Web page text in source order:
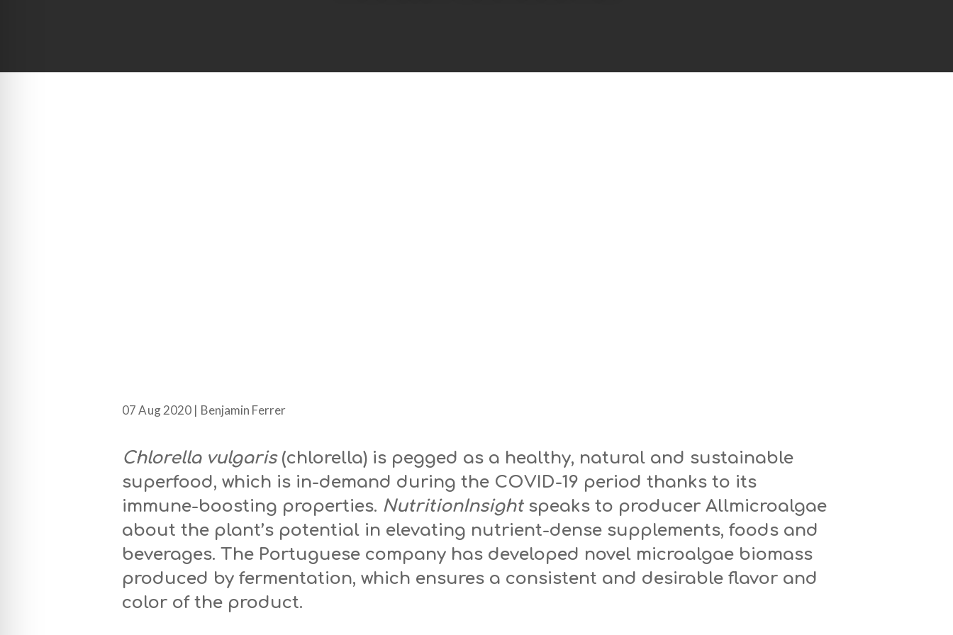
07 Aug 2020 | Benjamin Ferrer
Chlorella vulgaris(chlorella) is pegged as a healthy, natural and sustainable
superfood, which is in-demand during the COVID-19 period thanks to its
immune-boosting properties. NutritionInsight speaks to producer Allmicroalgae
about the plant’s potential in elevating nutrient-dense supplements, foods and
beverages. The Portuguese company has developed novel microalgae biomass
produced by fermentation, which ensures a consistent and desirable flavor and
color of the product.